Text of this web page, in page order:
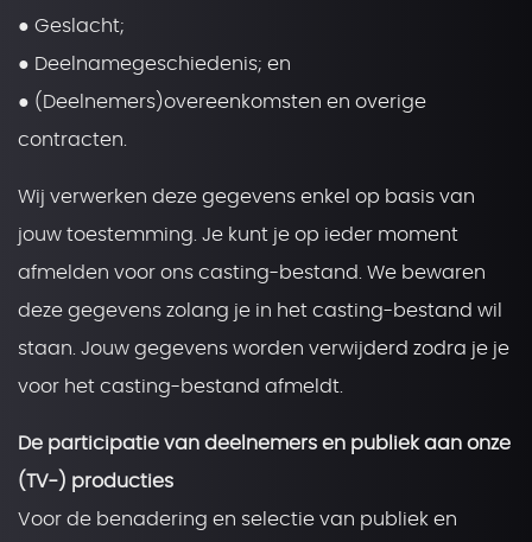
● Geslacht;
● Deelnamegeschiedenis; en
● (Deelnemers)overeenkomsten en overige
contracten.
Wij verwerken deze gegevens enkel op basis van
jouw toestemming. Je kunt je op ieder moment
afmelden voor ons casting-bestand. We bewaren
deze gegevens zolang je in het casting-bestand wil
staan. Jouw gegevens worden verwijderd zodra je je
voor het casting-bestand afmeldt.
De participatie van deelnemers en publiek aan onze
(TV-) producties
Voor de benadering en selectie van publiek en